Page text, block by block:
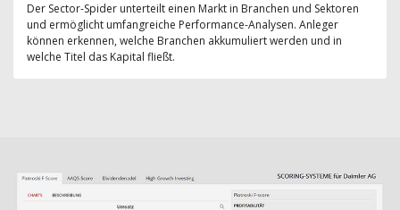
Der Sector-Spider unterteilt einen Markt in Branchen und Sektoren
und ermöglicht umfangreiche Performance-Analysen. Anleger
können erkennen, welche Branchen akkumuliert werden und in
welche Titel das Kapital fließt.